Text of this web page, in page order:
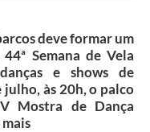
deve formar um
Semana de Vela
e shows de
julho, às 20h, o palco
Mostra de Dança